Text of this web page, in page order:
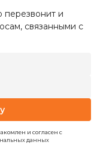
и
связанными с
и согласен с
данных